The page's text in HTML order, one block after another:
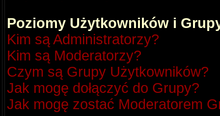
Poziomy Użytkowników i
Kim są Administratorzy?
Kim są Moderatorzy?
Czym są Grupy Użytkowników?
Jak mogę dołączyć do Grupy?
Jak mogę zostać Moderatorem